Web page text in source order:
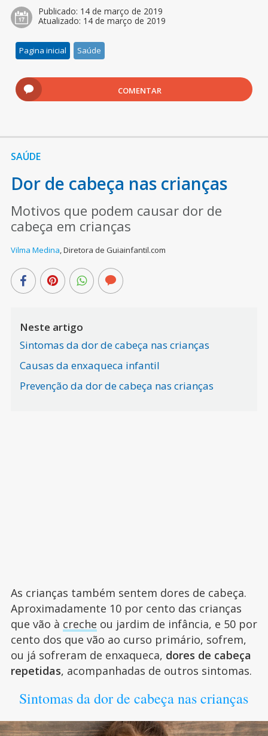
Publicado: 14 de março de 2019
Atualizado: 14 de março de 2019
Pagina inicial Saúde
COMENTAR
SAÚDE
Dor de cabeça nas crianças
Motivos que podem causar dor de
cabeça em crianças
Vilma Medina Diretora de Guiainfantil.com
Neste artigo
Sintomas da dor de cabeça nas crianças
Causas da enxaqueca infantil
Prevenção da dor de cabeça nas crianças
As crianças também sentem dores de cabeça.
Aproximadamente 10 por cento das crianças
que vão à creche ou jardim de infância, e 50 por
cento dos que vão ao curso primário, sofrem,
ou já sofreram de enxaqueca, dores de cabeça
repetidas, acompanhadas de outros sintomas.
Sintomas da dor de cabeça nas crianças